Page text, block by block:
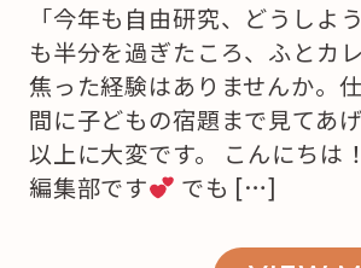
「今年も自由研究、どうしよ
も半分を過ぎたころ、ふとカ
焦った経験はありませんか。
間に子どもの宿題まで見てあ
以上に大変です。 こんにちは
編集部です
でも […]